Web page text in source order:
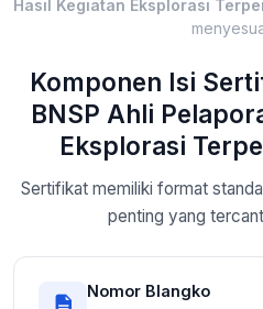
Hasil Kegiatan Eksplorasi
Komponen Isi
BNSP Ahli
Eksplorasi
Sertifikat memiliki format
penting yang
Nomor Blangko